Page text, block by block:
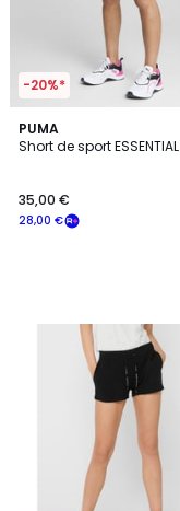
-20%*
PUMA
Short de sport ESSENTIAL
28,00 €
35,00 €